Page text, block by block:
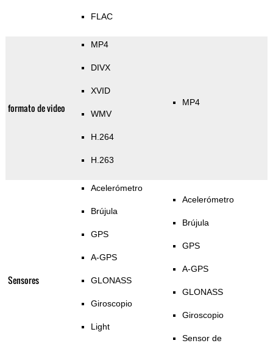
FLAC
formato de video
MP4
DIVX
XVID
WMV
H.264
H.263
MP4
Sensores
Acelerómetro
Brújula
GPS
A-GPS
GLONASS
Giroscopio
Light
Acelerómetro
Brújula
GPS
A-GPS
GLONASS
Giroscopio
Sensor de